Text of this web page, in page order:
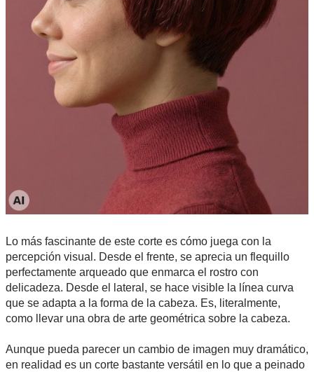
Lo más fascinante de este corte es cómo juega con la
percepción visual. Desde el frente, se aprecia un flequillo
perfectamente arqueado que enmarca el rostro con
delicadeza. Desde el lateral, se hace visible la línea curva
que se adapta a la forma de la cabeza. Es, literalmente,
como llevar una obra de arte geométrica sobre la cabeza.
Aunque pueda parecer un cambio de imagen muy dramático,
en realidad es un corte bastante versátil en lo que a peinado